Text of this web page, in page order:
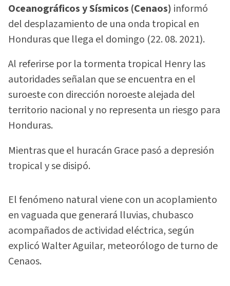
Oceanográficos y Sísmicos (Cenaos) informó
del desplazamiento de una onda tropical en
Honduras que llega el domingo (22. 08. 2021).
Al referirse por la tormenta tropical Henry las
autoridades señalan que se encuentra en el
suroeste con dirección noroeste alejada del
territorio nacional y no representa un riesgo para
Honduras.
Mientras que el huracán Grace pasó a depresión
tropical y se disipó.
El fenómeno natural viene con un acoplamiento
en vaguada que generará lluvias, chubasco
acompañados de actividad eléctrica, según
explicó Walter Aguilar, meteorólogo de turno de
Cenaos.